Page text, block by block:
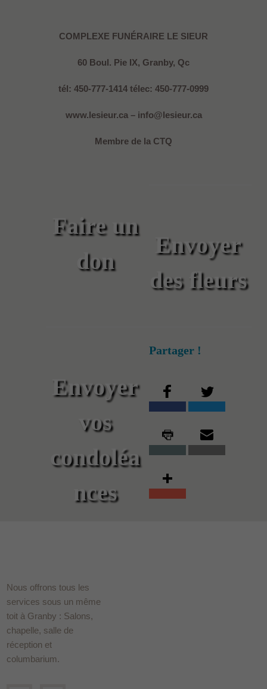
COMPLEXE FUNÉRAIRE LE SIEUR
60 Boul. Pie IX, Granby, Qc
tél: 450-777-1414 télec: 450-777-0999
www.lesieur.ca – info@lesieur.ca
Membre de la CTQ
Faire un
don
Envoyer
des fleurs
Envoyer
vos
condoléa
nces
Partager !
Nous offrons tous les
services sous un même
toit à Granby : Salons,
chapelle, salle de
réception et
columbarium.